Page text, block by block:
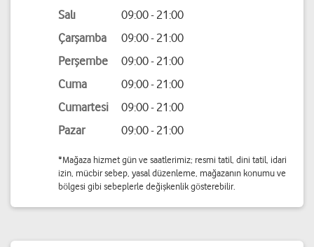
Salı
09:00 - 21:00
Çarşamba
09:00 - 21:00
Perşembe
09:00 - 21:00
Cuma
09:00 - 21:00
Cumartesi
09:00 - 21:00
Pazar
09:00 - 21:00
*Mağaza hizmet gün ve saatlerimiz; resmi tatil, dini tatil, idari
izin, mücbir sebep, yasal düzenleme, mağazanın konumu ve
bölgesi gibi sebeplerle değişkenlik gösterebilir.